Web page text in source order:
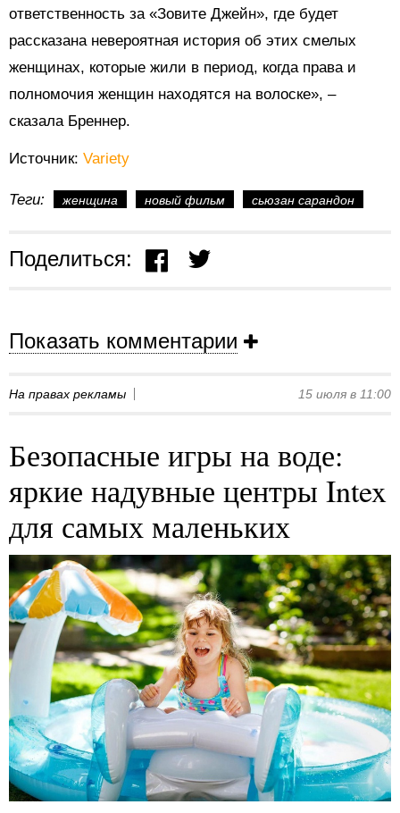
ответственность за «Зовите Джейн», где будет
рассказана невероятная история об этих смелых
женщинах, которые жили в период, когда права и
полномочия женщин находятся на волоске», –
сказала Бреннер.
Источник: Variety
Теги: женщина новый фильм сьюзан сарандон
Поделиться:
Показать комментарии
На правах рекламы 15 июля в 11:00
Безопасные игры на воде:
яркие надувные центры Intex
для самых маленьких